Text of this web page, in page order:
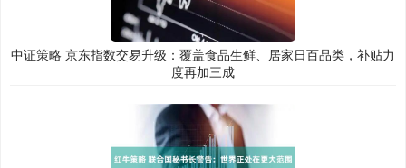
中证策略 京东指数交易升级：覆盖食品生鲜、居家日百品类，补贴力
度再加三成